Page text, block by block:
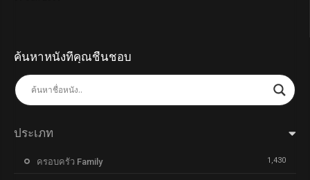
ค้นหาหนังที่คุณชื่นชอบ
ประเภท
ครอบครัว Family 1,430